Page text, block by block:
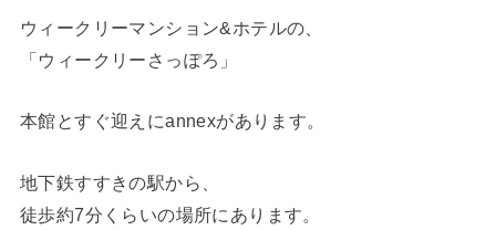
ウィークリーマンション&ホテルの、
「ウィークリーさっぽろ」
本館とすぐ迎えにannexがあります。
地下鉄すすきの駅から、
徒歩約7分くらいの場所にあります。